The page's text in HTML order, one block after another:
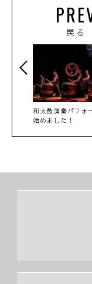
戻る
和太鼓演奏パフォ
始めました！